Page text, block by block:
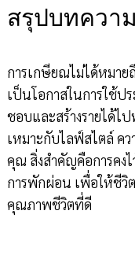
สรุปบทความ
การเกษียณไม่ได้หมาย
เป็นโอกาสในการใช้
ชอบและสร้างรายได้
เหมาะกับไลฟ์สไตล์ คว
คุณ สิ่งสำคัญคือการคงไ
การพักผ่อน เพื่อให้ชีวิ
คุณภาพชีวิตที่ดี